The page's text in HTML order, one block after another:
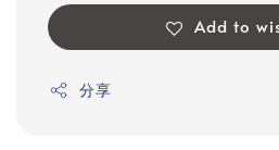
Add to
分享